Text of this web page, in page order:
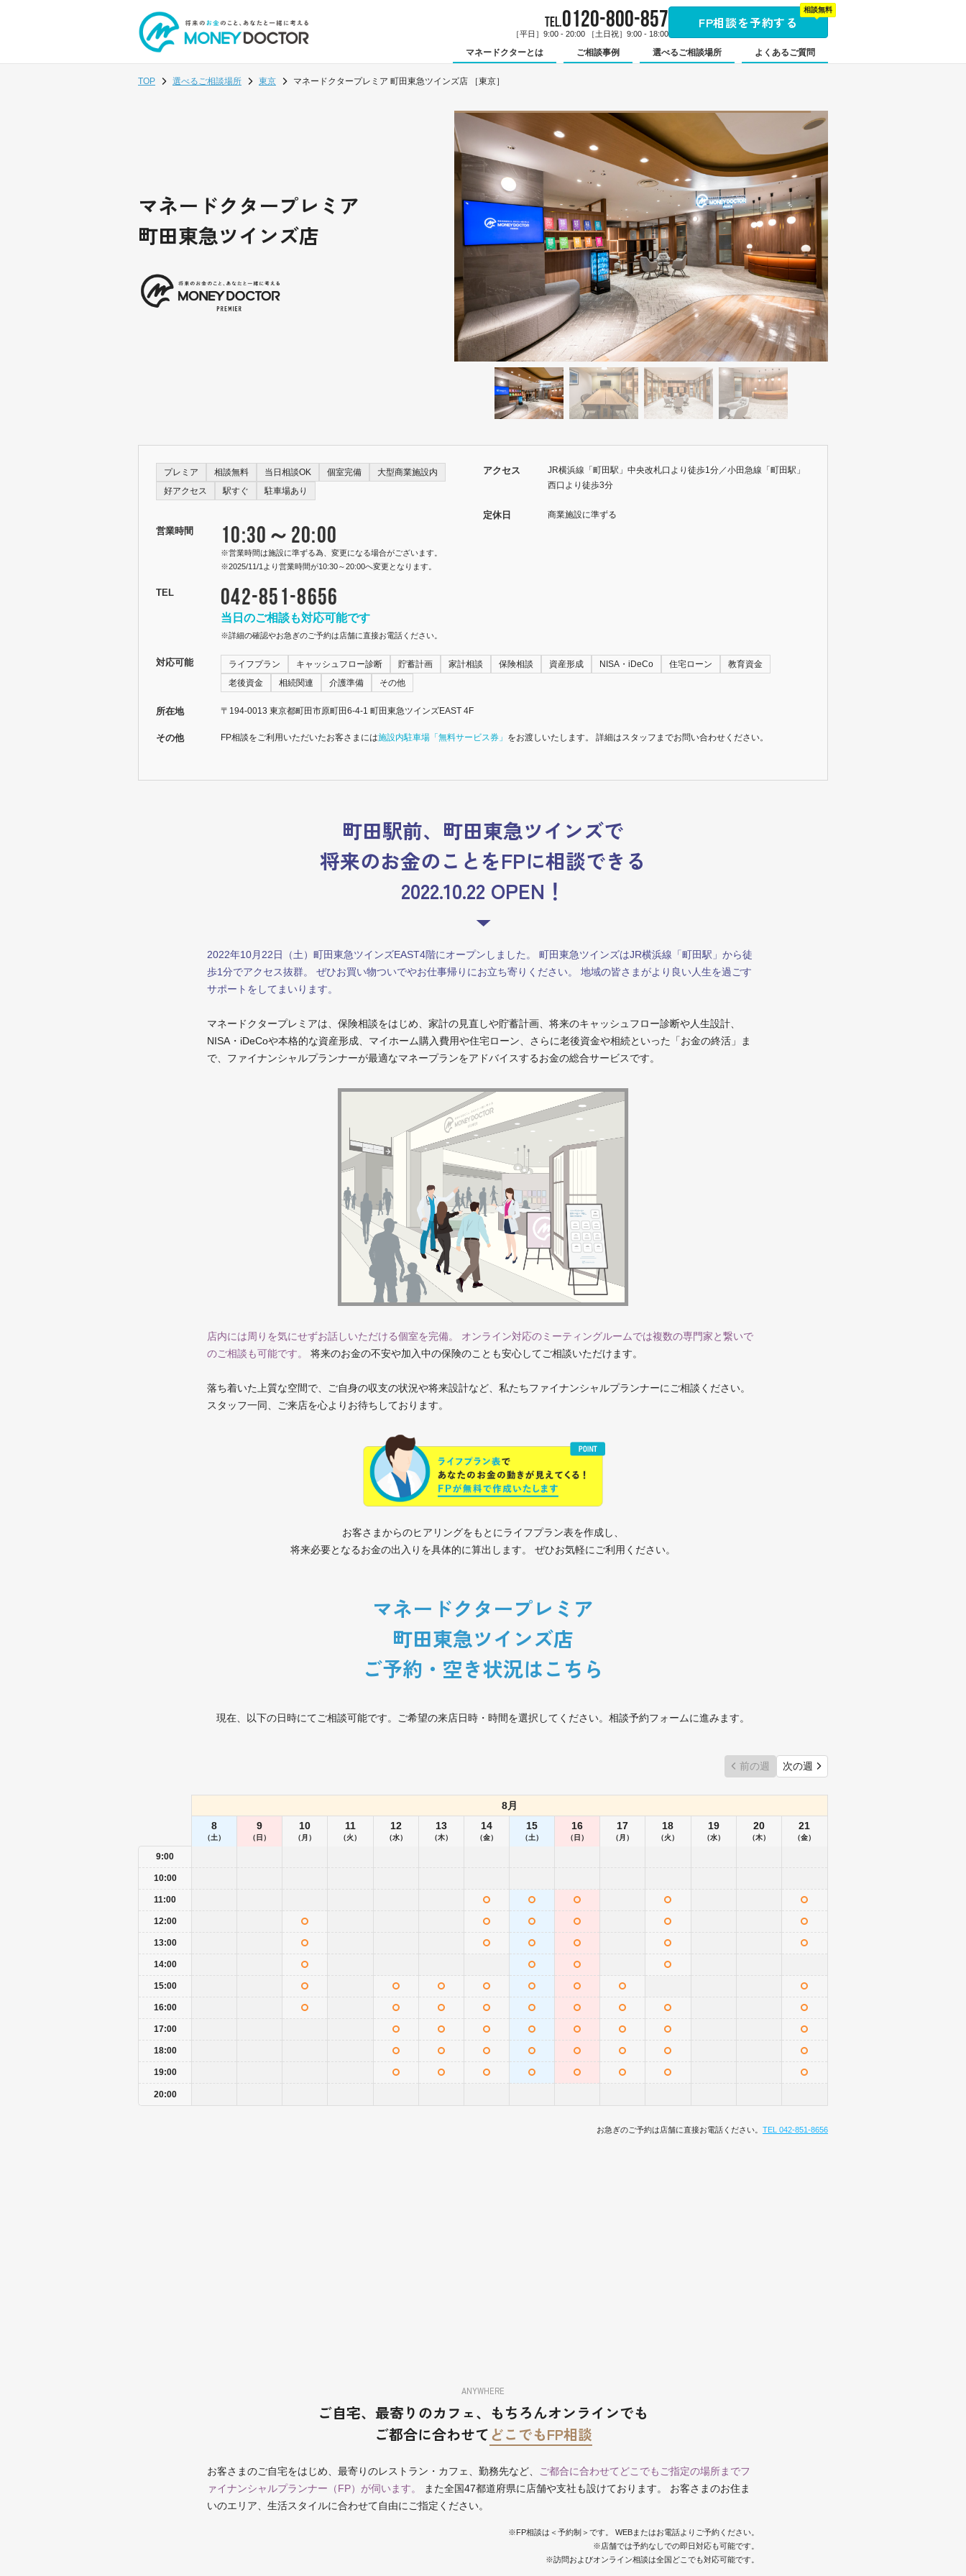
TEL. 0120-800-857
［平日］9:00 - 20:00 ［土日祝］9:00 - 18:00
FP相談を予約する
相談無料
マネードクターとは ご相談事例 選べるご相談場所 よくあるご質問
TOP 選べるご相談場所 東京 マネードクタープレミア 町田東急ツインズ店 ［東京］
マネードクタープレミア
町田東急ツインズ店
プレミア 相談無料 当日相談OK 個室完備
大型商業施設内
好アクセス
駅すぐ 駐車場あり
営業時間 10:30～20:00
※営業時間は施設に準ずる為、変更になる場合がございます。
※2025/11/1より営業時間が10:30～20:00へ変更となります。
TEL 042-851-8656
当日のご相談も対応可能です
※詳細の確認やお急ぎのご予約は店舗に直接お電話ください。
アクセス
JR横浜線「町田駅」中央改札口より徒歩1分／小田急線「町田駅」
西口より徒歩3分
定休日 商業施設に準ずる
対応可能 ライフプラン キャッシュフロー診断 貯蓄計画 家計相談 保険相談 資産形成 NISA・iDeCo 住宅ローン
教育資金
老後資金
相続関連 介護準備 その他
所在地 〒194-0013 東京都町田市原町田6-4-1 町田東急ツインズEAST 4F
その他 FP相談をご利用いただいたお客さまには施設内駐車場「無料サービス券」 をお渡しいたします。 詳細はスタッフまでお問い合わせください。
町田駅前、町田東急ツインズで
将来のお金のことをFPに相談できる
2022.10.22 OPEN！
2022年10月22日（土）町田東急ツインズEAST4階にオープンしました。 町田東急ツインズはJR横浜線「町田駅」から徒
歩1分でアクセス抜群。 ぜひお買い物ついでやお仕事帰りにお立ち寄りください。 地域の皆さまがより良い人生を過ごす
サポートをしてまいります。
マネードクタープレミアは、保険相談をはじめ、家計の見直しや貯蓄計画、将来のキャッシュフロー診断や人生設計、
NISA・iDeCoや本格的な資産形成、マイホーム購入費用や住宅ローン、さらに老後資金や相続といった「お金の終活」ま
で、ファイナンシャルプランナーが最適なマネープランをアドバイスするお金の総合サービスです。
店内には周りを気にせずお話しいただける個室を完備。 オンライン対応のミーティングルームでは複数の専門家と繋いで
のご相談も可能です。 将来のお金の不安や加入中の保険のことも安心してご相談いただけます。
落ち着いた上質な空間で、ご自身の収支の状況や将来設計など、私たちファイナンシャルプランナーにご相談ください。
スタッフ一同、ご来店を心よりお待ちしております。
お客さまからのヒアリングをもとにライフプラン表を作成し、
将来必要となるお金の出入りを具体的に算出します。 ぜひお気軽にご利用ください。
マネードクタープレミア
町田東急ツインズ店
ご予約・空き状況はこちら
現在、以下の日時にてご相談可能です。ご希望の来店日時・時間を選択してください。相談予約フォームに進みます。
前の週 次の週
9:00
10:00
11:00
12:00
13:00
14:00
15:00
16:00
17:00
18:00
19:00
20:00
8月
8
（土）
9
（日）
10
（月）
11
（火）
12
（水）
13
（木）
14
（金）
15
（土）
16
（日）
17
（月）
18
（火）
19
（水）
20
（木）
21
（金）
お急ぎのご予約は店舗に直接お電話ください。 TEL 042-851-8656
ANYWHERE
ご自宅、最寄りのカフェ、 もちろんオンラインでも
ご都合に合わせてどこでもFP相談
お客さまのご自宅をはじめ、最寄りのレストラン・カフェ、勤務先など、
ご都合に合わせてどこでもご指定の場所までフ
ァイナンシャルプランナー（FP）が伺います。
また全国47都道府県に店舗や支社も設けております。 お客さまのお住ま
いのエリア、生活スタイルに合わせて自由にご指定ください。
※FP相談は＜予約制＞です。 WEBまたはお電話よりご予約ください。
※店舗では予約なしでの即日対応も可能です。
※訪問およびオンライン相談は全国どこでも対応可能です。